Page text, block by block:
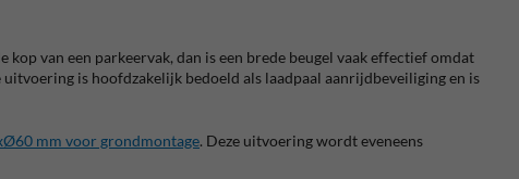
kop van een parkeervak, dan is een brede beugel vaak effectief omdat
uitvoering is hoofdzakelijk bedoeld als laadpaal aanrijdbeveiliging en is
mm voor grondmontage. Deze uitvoering wordt eveneens